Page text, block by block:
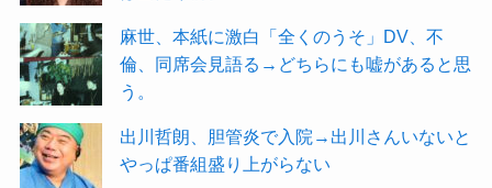
麻世、本紙に激白「全くのうそ」DV、不
倫、同席会見語る→どちらにも嘘があると思
う。
出川哲朗、胆管炎で入院→出川さんいないと
やっぱ番組盛り上がらない